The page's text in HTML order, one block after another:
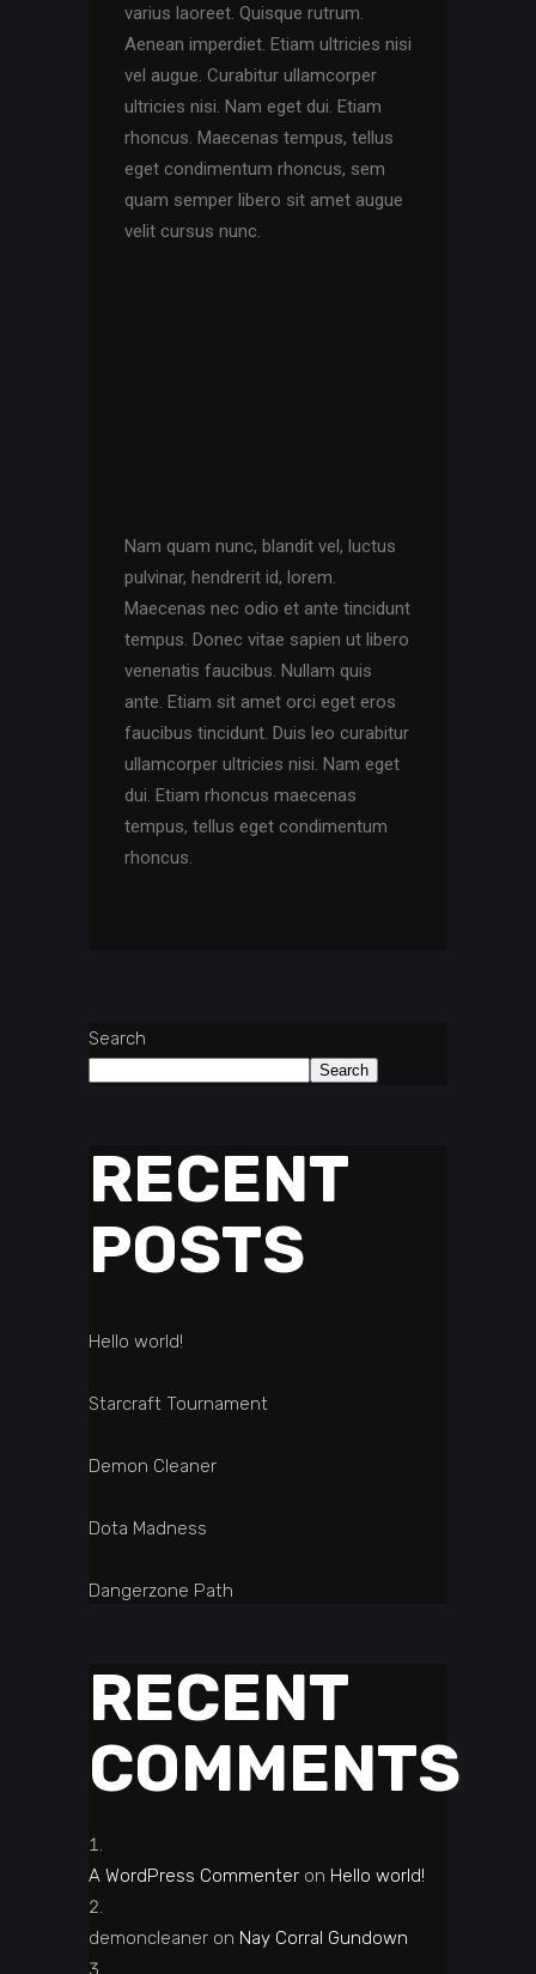
varius laoreet. Quisque rutrum.
Aenean imperdiet. Etiam ultricies nisi
vel augue. Curabitur ullamcorper
ultricies nisi. Nam eget dui. Etiam
rhoncus. Maecenas tempus, tellus
eget condimentum rhoncus, sem
quam semper libero sit amet augue
velit cursus nunc.
Nam quam nunc, blandit vel, luctus
pulvinar, hendrerit id, lorem.
Maecenas nec odio et ante tincidunt
tempus. Donec vitae sapien ut libero
venenatis faucibus. Nullam quis
ante. Etiam sit amet orci eget eros
faucibus tincidunt. Duis leo curabitur
ullamcorper ultricies nisi. Nam eget
dui. Etiam rhoncus maecenas
tempus, tellus eget condimentum
rhoncus.
Search
Search
RECENT
POSTS
Hello world!
Starcraft Tournament
Demon Cleaner
Dota Madness
Dangerzone Path
RECENT
COMMENTS
A WordPress Commenter on Hello world!
demoncleaner on Nay Corral Gundown